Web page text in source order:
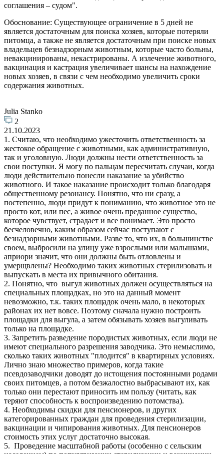
соглашения – судом".
Обоснование: Существующее ограничение в 5 дней не
является достаточным для поиска хозяев, которые потеряли
питомца, а также не является достаточным при поиске новых
владельцев безнадзорным животным, которые часто больны,
невакцинированы, некастрированы. А излечение животного,
вакцинация и кастрация увеличивает шансы на нахождение
новых хозяев, в связи с чем необходимо увеличить сроки
содержания животных.
Julia Stanko
2
21.10.2023
1. Считаю, что необходимо ужесточить ответственность за
жестокое обращение с животными, как административную,
так и уголовную. Люди должны нести ответственность за
свои поступки. Я могу по пальцам пересчитать случаи, когда
люди действительно понесли наказание за убийство
животного. И такое наказание происходит только благодаря
общественному резонансу. Понятно, что ни сразу, а
постепенно, люди придут к пониманию, что животное это не
просто кот, или пес, а живое очень преданное существо,
которое чувствует, страдает и все понимает. Это просто
бесчеловечно, каким образом сейчас поступают с
безнадзорными животными. Разве то, что их, в большинстве
своем, выбросили на улицу уже взрослыми или малышами,
априори значит, что они должны быть отловлены и
умерщвлены? Необходимо таких животных стерилизовать и
выпускать в места их привычного обитания.
2. Понятно, что выгул животных должен осуществляться на
специальных площадках, но это на данный момент
невозможно, т.к. таких площадок очень мало, в некоторых
районах их нет вовсе. Поэтому сначала нужно построить
площадки для выгула, а затем обязывать хозяев выгуливать
только на площадке.
3. Запретить разведение породистых животных, если люди не
имеют специального разрешения заводчика. Это немыслимо,
сколько таких животных "плодится" в квартирных условиях.
Лично знаю множество примеров, когда такие
псевдозаводчики доводят до истощения постоянными родами
своих питомцев, а потом безжалостно выбрасывают их, как
только они перестают приносить им пользу (читать, как
теряют способность к воспроизведению потомства).
4. Необходимы скидки для пенсионеров, и других
категорированных граждан для проведения стерилизации,
вакцинации и чипирования животных. Для пенсионеров
стоимость этих услуг достаточно высокая.
5. Проведение масштабной работы (особенно с сельским